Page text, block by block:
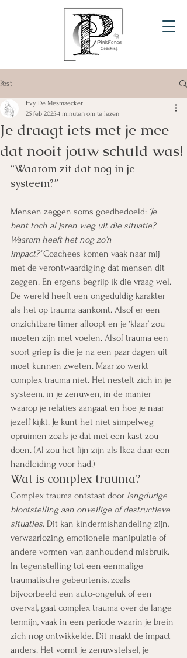
Post
Je draagt iets met je mee
dat nooit jouw schuld was!
Evy De Mesmaecker
25 feb 20254 minuten om te lezen
“Waarom zit dat nog in je
systeem?”
Mensen zeggen soms goedbedoeld: ‘Je
bent toch al jaren weg uit die situatie?
Waarom heeft het nog zo’n
impact?’ Coachees komen vaak naar mij
met de verontwaardiging dat mensen dit
zeggen. En ergens begrijp ik die vraag wel.
De wereld heeft een ongeduldig karakter
als het op trauma aankomt. Alsof er een
onzichtbare timer afloopt en je ‘klaar’ zou
moeten zijn met voelen. Alsof trauma een
soort griep is die je na een paar dagen uit
moet kunnen zweten. Maar zo werkt
complex trauma niet. Het nestelt zich in je
systeem, in je zenuwen, in de manier
waarop je relaties aangaat en hoe je naar
jezelf kijkt. Je kunt het niet simpelweg
opruimen zoals je dat met een kast zou
doen. (Al zou het fijn zijn als Ikea daar een
handleiding voor had.)
Wat is complex trauma?
Complex trauma ontstaat door langdurige
blootstelling aan onveilige of destructieve
situaties. Dit kan kindermishandeling zijn,
verwaarlozing, emotionele manipulatie of
andere vormen van aanhoudend misbruik.
In tegenstelling tot een eenmalige
traumatische gebeurtenis, zoals
bijvoorbeeld een auto-ongeluk of een
overval, gaat complex trauma over de lange
termijn, vaak in een periode waarin je brein
zich nog ontwikkelde. Dit maakt de impact
anders. Het vormt je zenuwstelsel, je